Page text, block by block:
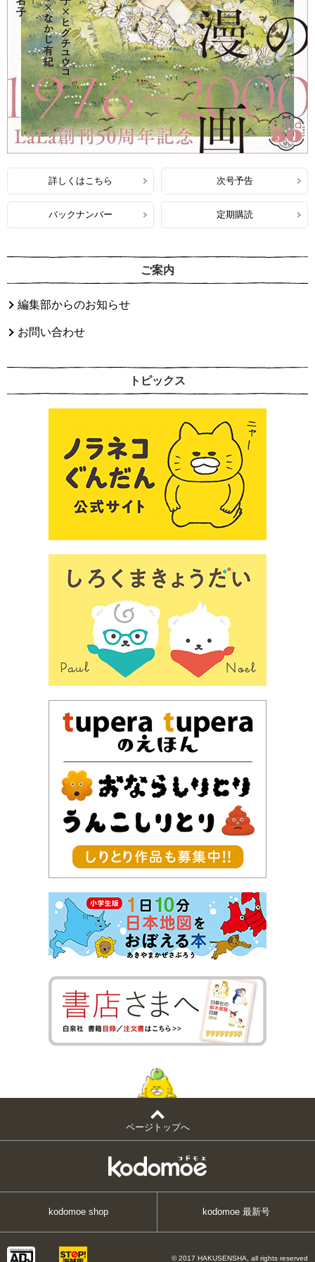
詳しくはこちら 次号予告
バックナンバー 定期購読
ご案内
編集部からのお知らせ
お問い合わせ
トピックス
ページトップへ
kodomoe shop kodomoe 最新号
© 2017 HAKUSENSHA, all rights reserved